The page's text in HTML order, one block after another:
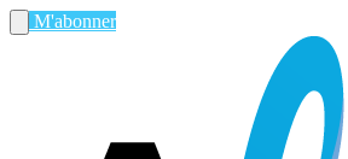
M'abonner